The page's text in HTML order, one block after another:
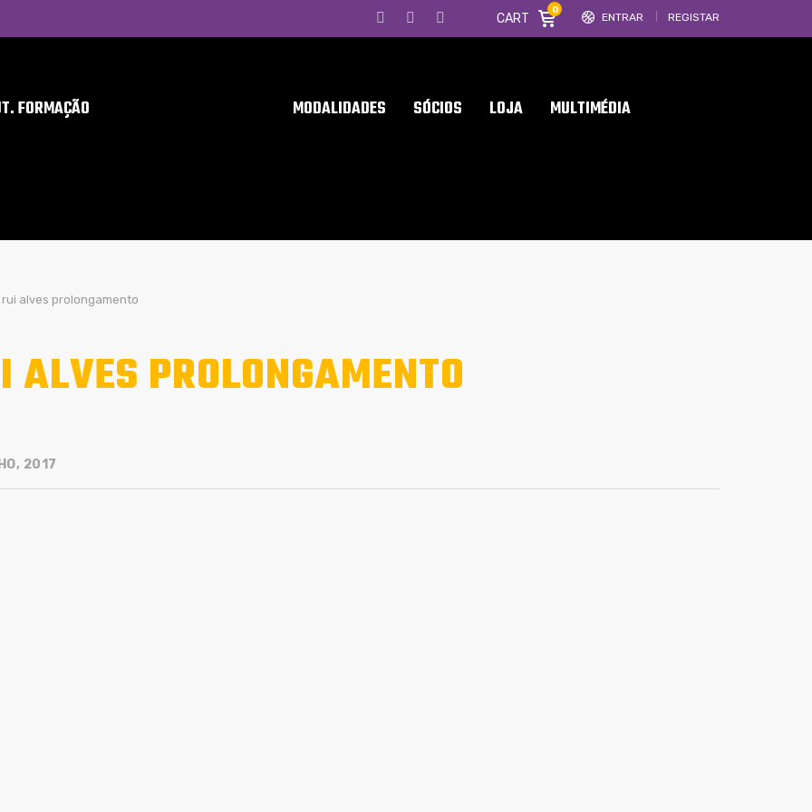
ENTRAR REGISTAR
CART
0
FORMAÇÃO MODALIDADES SÓCIOS LOJA MULTIMÉDIA
rui alves prolongamento
ALVES PROLONGAMENTO
2017